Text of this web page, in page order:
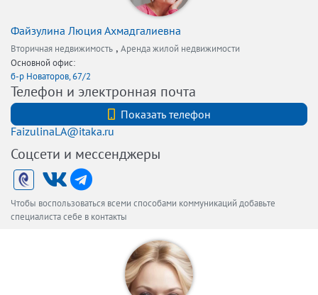
Файзулина Люция Ахмадгалиевна
Вторичная недвижимость , Аренда жилой недвижимости
Основной офис:
б-р Новаторов, 67/2
Телефон и электронная почта
Показать телефон
FaizulinaLA@itaka.ru
Соцсети и мессенджеры
Чтобы воспользоваться всеми способами коммуникаций добавьте
специалиста себе в контакты